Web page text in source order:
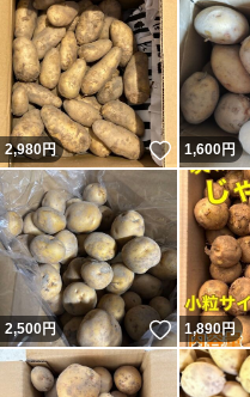
2,980円 いいね！
1,600円
2,500円 いいね！
1,890円